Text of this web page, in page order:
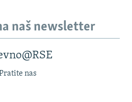
naš newsletter
nas